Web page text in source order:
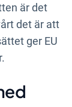
är det
det är att
ger EU